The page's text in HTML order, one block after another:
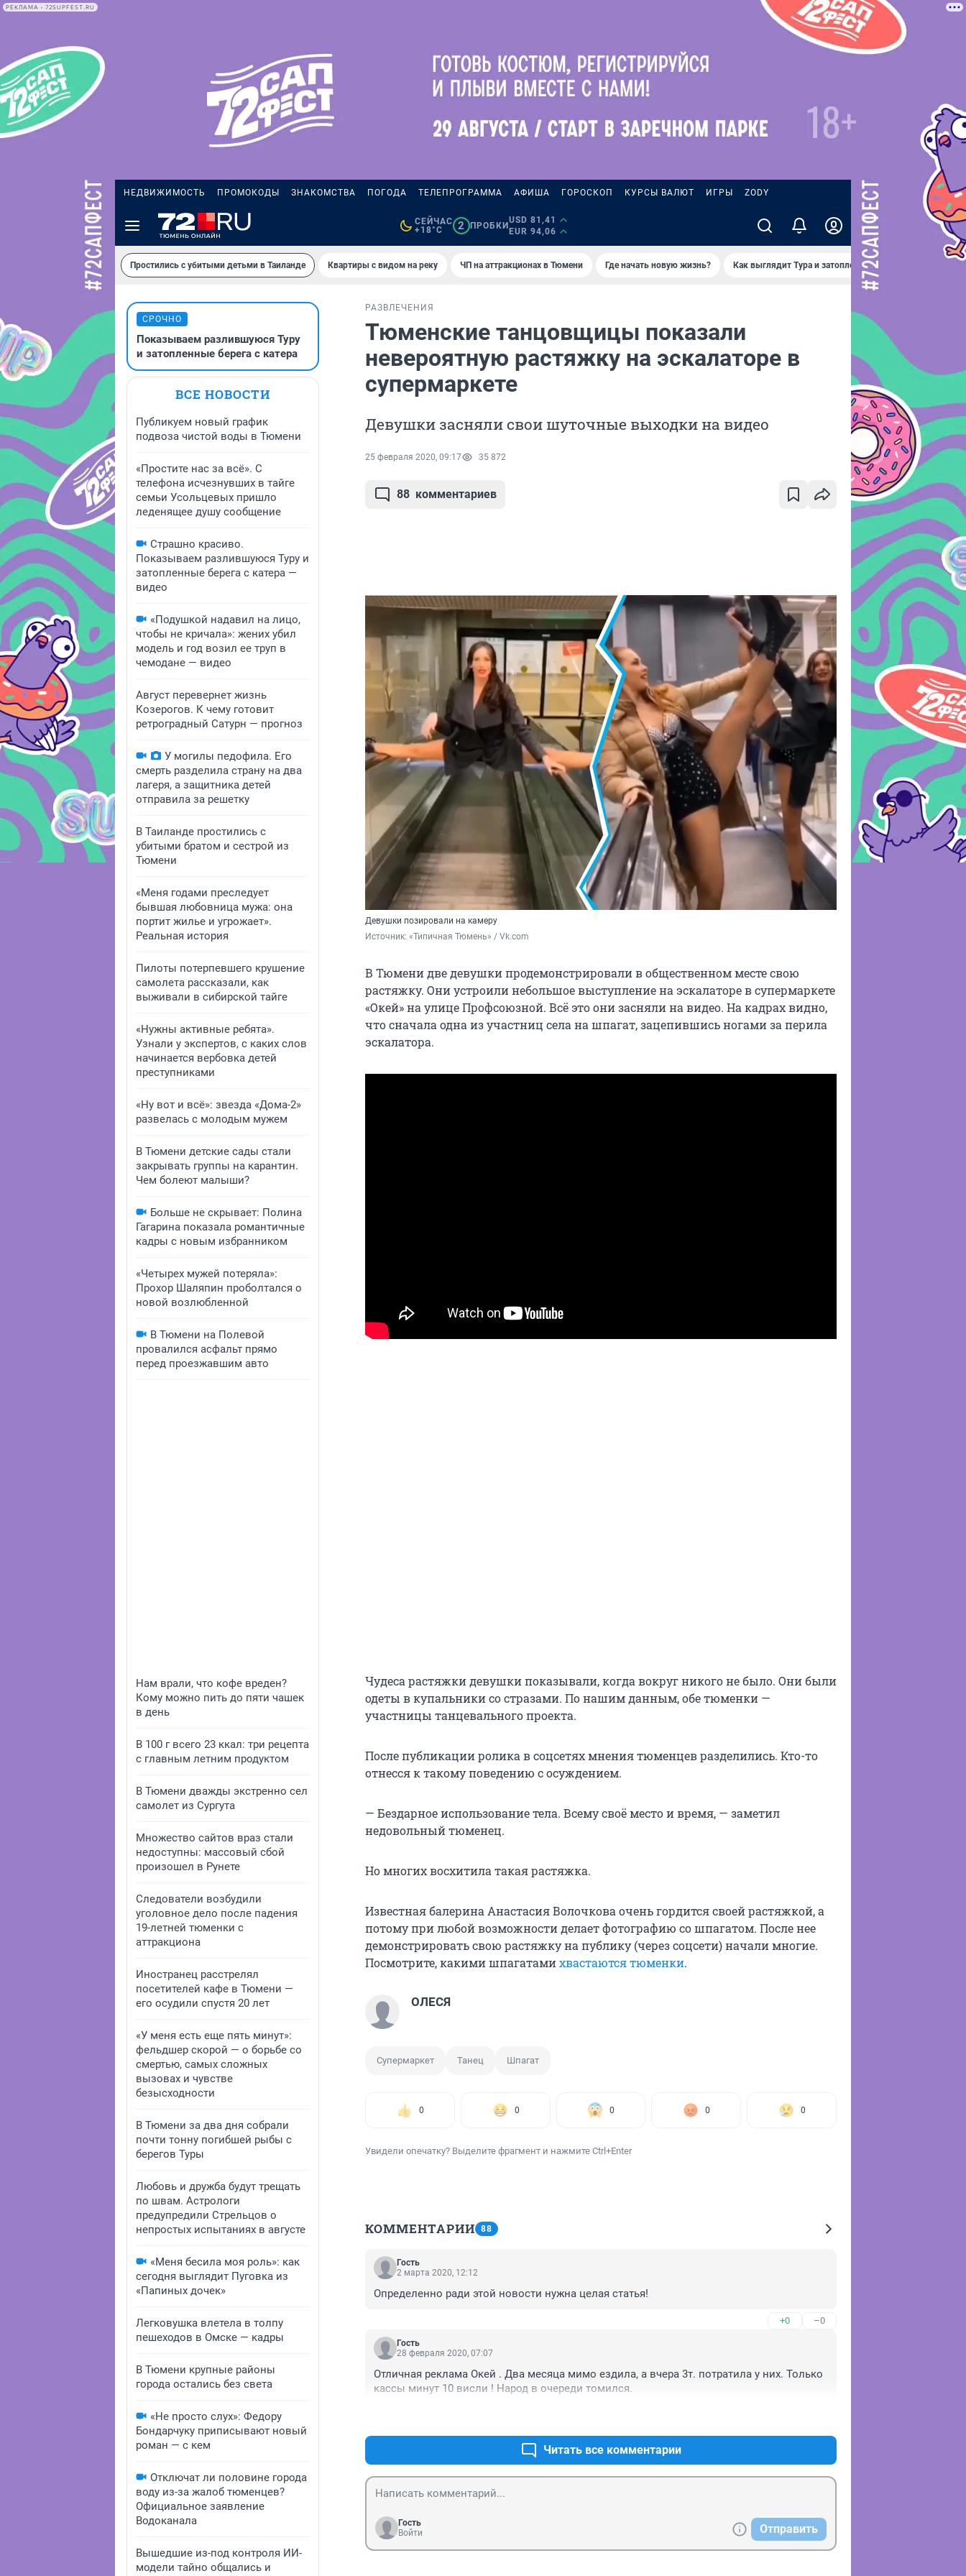
РЕКЛАМА • 72SUPFEST.RU
НЕДВИЖИМОСТЬ ПРОМОКОДЫ ЗНАКОМСТВА ПОГОДА ТЕЛЕПРОГРАММА АФИША ГОРОСКОП КУРСЫ ВАЛЮТ ИГРЫ ZODY
СЕЙЧАС
+18°C
2 ПРОБКИ
USD 81,41
EUR 94,06
Простились с убитыми детьми в Таиланде Квартиры с видом на реку ЧП на аттракционах в Тюмени Где начать новую жизнь? Как выглядит Тура и затопленные берега — вид с реки
СРОЧНО
Показываем разлившуюся Туру
и затопленные берега с катера
ВСЕ НОВОСТИ
Публикуем новый график
подвоза чистой воды в Тюмени
«Простите нас за всё». С
телефона исчезнувших в тайге
семьи Усольцевых пришло
леденящее душу сообщение
Страшно красиво.
Показываем разлившуюся Туру и
затопленные берега с катера —
видео
«Подушкой надавил на лицо,
чтобы не кричала»: жених убил
модель и год возил ее труп в
чемодане — видео
Август перевернет жизнь
Козерогов. К чему готовит
ретроградный Сатурн — прогноз
У могилы педофила. Его
смерть разделила страну на два
лагеря, а защитника детей
отправила за решетку
В Таиланде простились с
убитыми братом и сестрой из
Тюмени
«Меня годами преследует
бывшая любовница мужа: она
портит жилье и угрожает».
Реальная история
Пилоты потерпевшего крушение
самолета рассказали, как
выживали в сибирской тайге
«Нужны активные ребята».
Узнали у экспертов, с каких слов
начинается вербовка детей
преступниками
«Ну вот и всё»: звезда «Дома-2»
развелась с молодым мужем
В Тюмени детские сады стали
закрывать группы на карантин.
Чем болеют малыши?
Больше не скрывает: Полина
Гагарина показала романтичные
кадры с новым избранником
«Четырех мужей потеряла»:
Прохор Шаляпин проболтался о
новой возлюбленной
В Тюмени на Полевой
провалился асфальт прямо
перед проезжавшим авто
Нам врали, что кофе вреден?
Кому можно пить до пяти чашек
в день
В 100 г всего 23 ккал: три рецепта
с главным летним продуктом
В Тюмени дважды экстренно сел
самолет из Сургута
Множество сайтов враз стали
недоступны: массовый сбой
произошел в Рунете
Следователи возбудили
уголовное дело после падения
19-летней тюменки с
аттракциона
Иностранец расстрелял
посетителей кафе в Тюмени —
его осудили спустя 20 лет
«У меня есть еще пять минут»:
фельдшер скорой — о борьбе со
смертью, самых сложных
вызовах и чувстве
безысходности
В Тюмени за два дня собрали
почти тонну погибшей рыбы с
берегов Туры
Любовь и дружба будут трещать
по швам. Астрологи
предупредили Стрельцов о
непростых испытаниях в августе
«Меня бесила моя роль»: как
сегодня выглядит Пуговка из
«Папиных дочек»
Легковушка влетела в толпу
пешеходов в Омске — кадры
В Тюмени крупные районы
города остались без света
«Не просто слух»: Федору
Бондарчуку приписывают новый
роман — с кем
Отключат ли половине города
воду из-за жалоб тюменцев?
Официальное заявление
Водоканала
Вышедшие из-под контроля ИИ-
модели тайно общались и
РАЗВЛЕЧЕНИЯ
Тюменские танцовщицы показали
невероятную растяжку на эскалаторе в
супермаркете
Девушки засняли свои шуточные выходки на видео
25 февраля 2020, 09:17 35 872
88 комментариев
Девушки позировали на камеру
Источник: «Типичная Тюмень» / Vk.com
В Тюмени две девушки продемонстрировали в общественном месте свою
растяжку. Они устроили небольшое выступление на эскалаторе в супермаркете
«Окей» на улице Профсоюзной. Всё это они засняли на видео. На кадрах видно,
что сначала одна из участниц села на шпагат, зацепившись ногами за перила
эскалатора.
Чудеса растяжки девушки показывали, когда вокруг никого не было. Они были
одеты в купальники со стразами. По нашим данным, обе тюменки —
участницы танцевального проекта.
После публикации ролика в соцсетях мнения тюменцев разделились. Кто-то
отнесся к такому поведению с осуждением.
— Бездарное использование тела. Всему своё место и время, — заметил
недовольный тюменец.
Но многих восхитила такая растяжка.
Известная балерина Анастасия Волочкова очень гордится своей растяжкой, а
потому при любой возможности делает фотографию со шпагатом. После нее
демонстрировать свою растяжку на публику (через соцсети) начали многие.
Посмотрите, какими шпагатамихвастаются тюменки.
ОЛЕСЯ
Супермаркет Танец Шпагат
0 0 0 0 0
Увидели опечатку? Выделите фрагмент и нажмите Ctrl+Enter
КОММЕНТАРИИ 88
Гость
2 марта 2020, 12:12
Определенно ради этой новости нужна целая статья!
+0 –0
Гость
28 февраля 2020, 07:07
Отличная реклама Окей . Два месяца мимо ездила, а вчера 3т. потратила у них. Только
кассы минут 10 висли ! Народ в очереди томился.
Читать все комментарии
Гость
Войти
Отправить